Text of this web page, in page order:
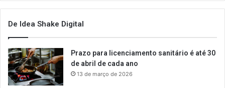
De Idea Shake Digital
Prazo para licenciamento sanitário é até 30
de abril de cada ano
13 de março de 2026